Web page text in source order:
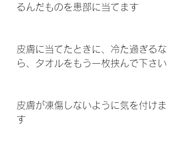
るんだものを患部に当てます
皮膚に当てたときに、冷た過ぎるな
ら、タオルをもう一枚挟んで下さい
皮膚が凍傷しないように気を付けま
す